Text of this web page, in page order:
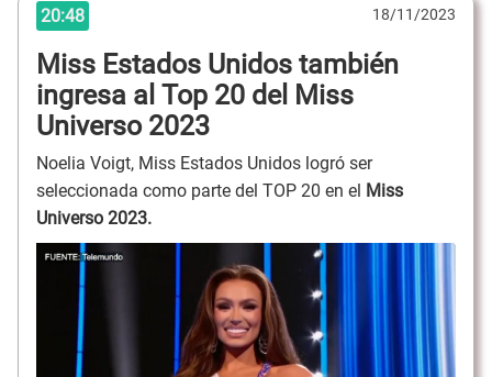
20:48 18/11/2023
Miss Estados Unidos también
ingresa al Top 20 del Miss
Universo 2023
Noelia Voigt, Miss Estados Unidos logró ser
seleccionada como parte del TOP 20 en el Miss
Universo 2023.